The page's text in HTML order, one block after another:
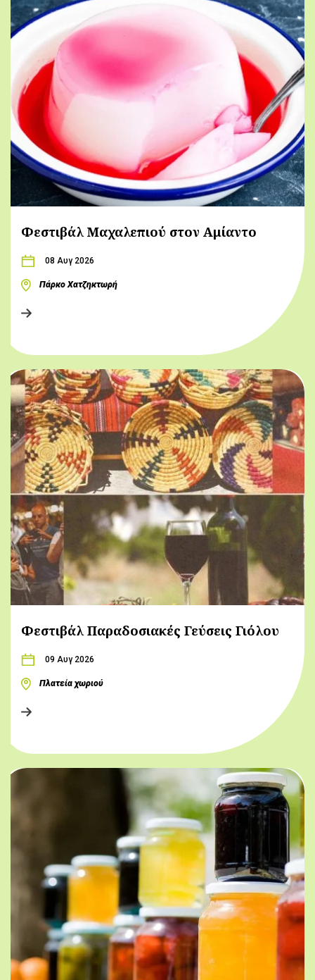
Φεστιβάλ Μαχαλεπιού στον Αμίαντο
08 Αυγ 2026
Πάρκο Χατζηκτωρή
Φεστιβάλ Παραδοσιακές Γεύσεις Γιόλου
09 Αυγ 2026
Πλατεία χωριού